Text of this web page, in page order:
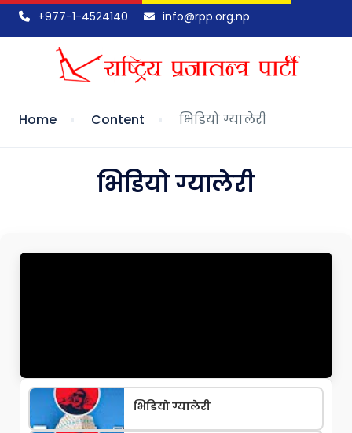
+977-1-4524140 info@rpp.org.np
Home Content भिडियो ग्यालेरी
भिडियो ग्यालेरी
भिडियो ग्यालेरी